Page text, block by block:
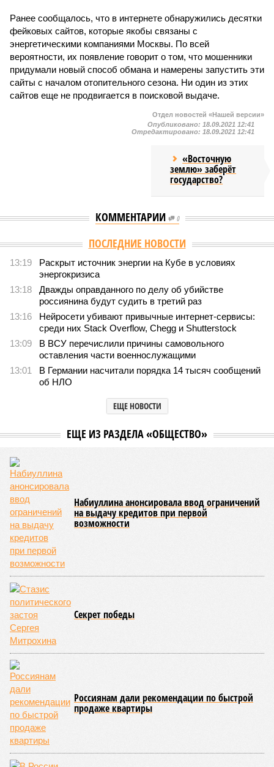
Ранее сообщалось, что в интернете обнаружились десятки
фейковых сайтов, которые якобы связаны с
энергетическими компаниями Москвы. По всей
вероятности, их появление говорит о том, что мошенники
придумали новый способ обмана и намерены запустить эти
сайты с началом отопительного сезона. Ни один из этих
сайтов еще не продвигается в поисковой выдаче.
Отдел новостей «Нашей версии»
Опубликовано: 18.09.2021 12:41
Отредактировано: 18.09.2021 12:41
«Восточную
землю» заберёт
государство?
КОММЕНТАРИИ 0
ПОСЛЕДНИЕ НОВОСТИ
13:19
Раскрыт источник энергии на Кубе в условиях
энергокризиса
13:18
Дважды оправданного по делу об убийстве
россиянина будут судить в третий раз
13:16
Нейросети убивают привычные интернет-сервисы:
среди них Stack Overflow, Chegg и Shutterstock
13:09
В ВСУ перечислили причины самовольного
оставления части военнослужащими
13:01
В Германии насчитали порядка 14 тысяч сообщений
об НЛО
ЕЩЕ НОВОСТИ
НОВОСТИ ПАРТНЕРОВ
ЕЩЕ ИЗ РАЗДЕЛА «ОБЩЕСТВО»
возможности
Россиянам дали рекомендации по быстрой